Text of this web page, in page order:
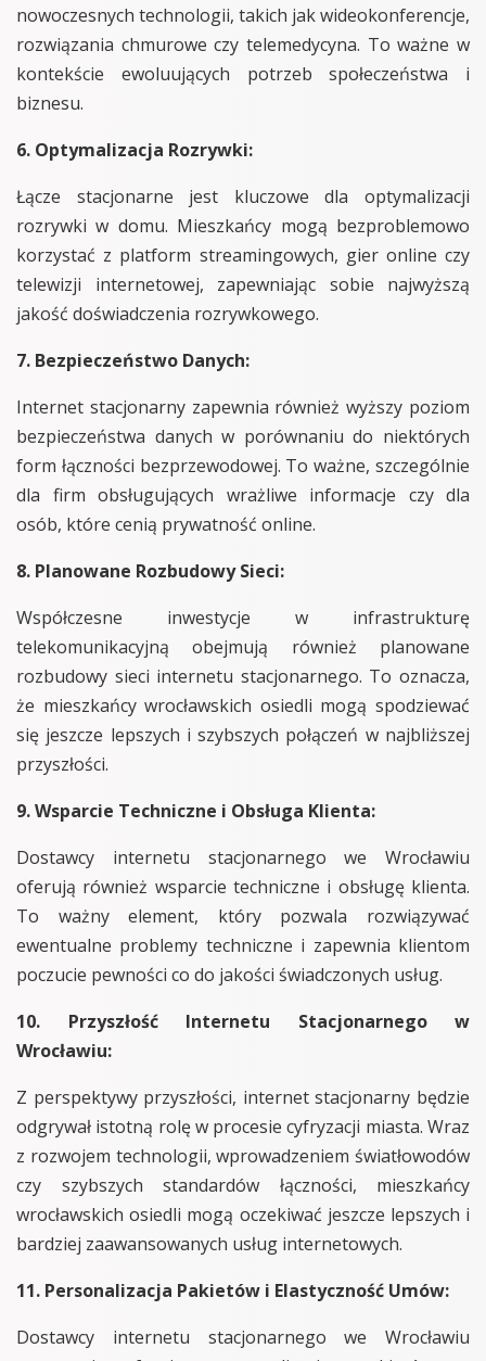
nowoczesnych technologii, takich jak wideokonferencje,
rozwiązania chmurowe czy telemedycyna. To ważne w
kontekście ewoluujących potrzeb społeczeństwa i
biznesu.
6. Optymalizacja Rozrywki:
Łącze stacjonarne jest kluczowe dla optymalizacji
rozrywki w domu. Mieszkańcy mogą bezproblemowo
korzystać z platform streamingowych, gier online czy
telewizji internetowej, zapewniając sobie najwyższą
jakość doświadczenia rozrywkowego.
7. Bezpieczeństwo Danych:
Internet stacjonarny zapewnia również wyższy poziom
bezpieczeństwa danych w porównaniu do niektórych
form łączności bezprzewodowej. To ważne, szczególnie
dla firm obsługujących wrażliwe informacje czy dla
osób, które cenią prywatność online.
8. Planowane Rozbudowy Sieci:
Współczesne inwestycje w infrastrukturę
telekomunikacyjną obejmują również planowane
rozbudowy sieci internetu stacjonarnego. To oznacza,
że mieszkańcy wrocławskich osiedli mogą spodziewać
się jeszcze lepszych i szybszych połączeń w najbliższej
przyszłości.
9. Wsparcie Techniczne i Obsługa Klienta:
Dostawcy internetu stacjonarnego we Wrocławiu
oferują również wsparcie techniczne i obsługę klienta.
To ważny element, który pozwala rozwiązywać
ewentualne problemy techniczne i zapewnia klientom
poczucie pewności co do jakości świadczonych usług.
10. Przyszłość Internetu Stacjonarnego w
Wrocławiu:
Z perspektywy przyszłości, internet stacjonarny będzie
odgrywał istotną rolę w procesie cyfryzacji miasta. Wraz
z rozwojem technologii, wprowadzeniem światłowodów
czy szybszych standardów łączności, mieszkańcy
wrocławskich osiedli mogą oczekiwać jeszcze lepszych i
bardziej zaawansowanych usług internetowych.
11. Personalizacja Pakietów i Elastyczność Umów:
Dostawcy internetu stacjonarnego we Wrocławiu